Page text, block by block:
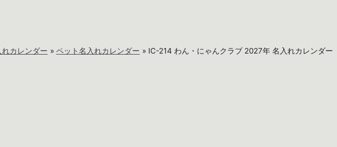
カレンダー ペット名入れカレンダー IC-214 わん・にゃんクラブ 2027年 名入れカレンダー